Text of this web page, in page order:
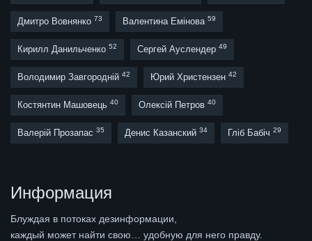
Дмитро Вовнянко 73 Валентина Емінова 59
Кирилл Данильченко 52 Сергей Ауслендер 49
Володимир Завгородній 42 Юрий Христензен 42
Костянтин Машовець 40 Олексій Петров 40
Валерій Прозапас 35 Денис Казанский 34 Гліб Бабіч 29
Информация
Блуждая в потоках дезинформации,
каждый может найти свою… удобную для него правду.